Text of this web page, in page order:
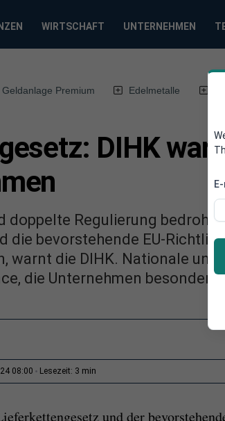
WIRTSCHAFT UNTERNEHMEN
Geldanlage Premium Edelmetalle
DIHK
doppelte Regulierung
die bevorstehende EU-
warnt die DIHK. Nationale
die Unternehmen besonders
08:00 Lesezeit: 3 min
und der